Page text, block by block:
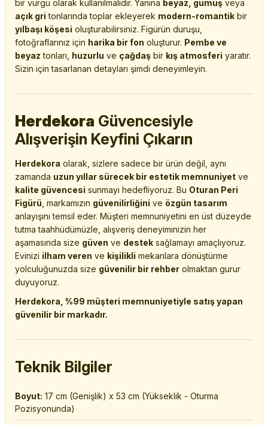
bir vurgu olarak kullanılmalıdır. Yanına beyaz, gümüş veya
açık gri tonlarında toplar ekleyerek modern-romantik bir
yılbaşı köşesi oluşturabilirsiniz. Figürün duruşu,
fotoğraflarınız için harika bir fon oluşturur. Pembe ve
beyaz tonları, huzurlu ve çağdaş bir kış atmosferi yaratır.
Sizin için tasarlanan detayları şimdi deneyimleyin.
Herdekora Güvencesiyle
Alışverişin Keyfini Çıkarın
Herdekora olarak, sizlere sadece bir ürün değil, aynı
zamanda uzun yıllar sürecek bir estetik memnuniyet ve
kalite güvencesi sunmayı hedefliyoruz. Bu Oturan Peri
Figürü , markamızın güvenilirliğini ve özgün tasarım
anlayışını temsil eder. Müşteri memnuniyetini en üst düzeyde
tutma taahhüdümüzle, alışveriş deneyiminizin her
aşamasında size güven ve destek sağlamayı amaçlıyoruz.
Evinizi ilham veren ve kişilikli mekanlara dönüştürme
yolculuğunuzda size güvenilir bir rehber olmaktan gurur
duyuyoruz.
Herdekora, %99 müşteri memnuniyetiyle satış yapan
güvenilir bir markadır.
Teknik Bilgiler
Boyut: 17 cm (Genişlik) x 53 cm (Yükseklik - Oturma
Pozisyonunda)